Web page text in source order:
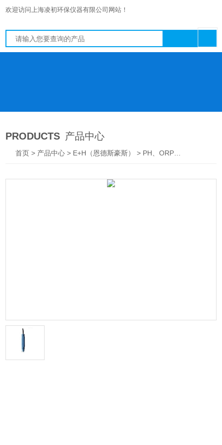
欢迎访问上海凌初环保仪器有限公司网站！
PRODUCTS 产品中心
首页> 产品中心 > E+H（恩德斯豪斯） > PH、ORP分析仪